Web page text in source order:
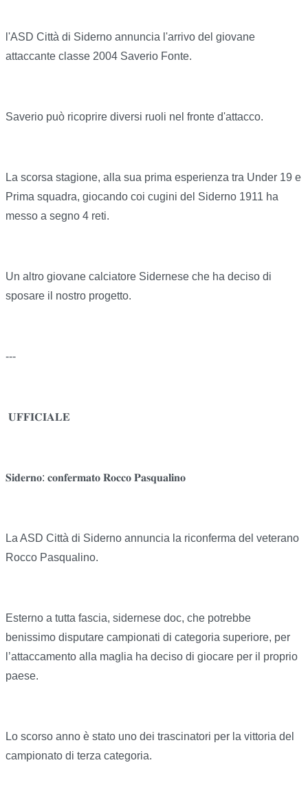
l'ASD Città di Siderno annuncia l'arrivo del giovane
attaccante classe 2004 Saverio Fonte.
Saverio può ricoprire diversi ruoli nel fronte d'attacco.
La scorsa stagione, alla sua prima esperienza tra Under 19 e
Prima squadra, giocando coi cugini del Siderno 1911 ha
messo a segno 4 reti.
Un altro giovane calciatore Sidernese che ha deciso di
sposare il nostro progetto.
---
𝐔𝐅𝐅𝐈𝐂𝐈𝐀𝐋𝐄
𝐒𝐢𝐝𝐞𝐫𝐧𝐨: 𝐜𝐨𝐧𝐟𝐞𝐫𝐦𝐚𝐭𝐨 𝐑𝐨𝐜𝐜𝐨 𝐏𝐚𝐬𝐪𝐮𝐚𝐥𝐢𝐧𝐨
La ASD Città di Siderno annuncia la riconferma del veterano
Rocco Pasqualino.
Esterno a tutta fascia, sidernese doc, che potrebbe
benissimo disputare campionati di categoria superiore, per
l’attaccamento alla maglia ha deciso di giocare per il proprio
paese.
Lo scorso anno è stato uno dei trascinatori per la vittoria del
campionato di terza categoria.